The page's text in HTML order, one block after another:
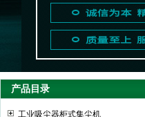
产品目录
工业吸尘器柜式集尘机